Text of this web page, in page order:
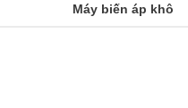
Máy biến áp khô